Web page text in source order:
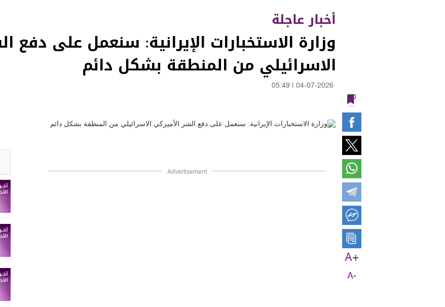
أخبار عاجلة
وزارة الاستخبارات الإيرانية: سنعمل على دفع
الاسرائيلي من المنطقة بشكل دائم
04-07-2026
05:49
A+
A-
Advertisement